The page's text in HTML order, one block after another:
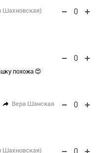
Шахновская) 0
0
похожа 😍
Вера Шанская 0
Шахновская) 0